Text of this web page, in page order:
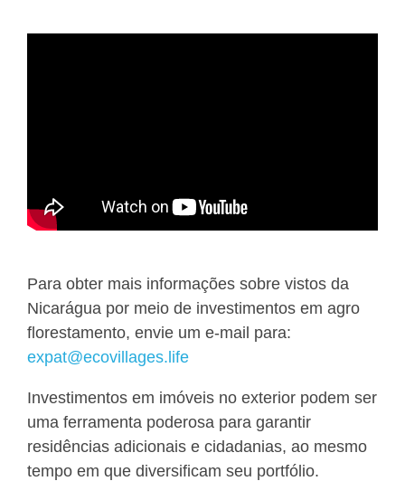
Para obter mais informações sobre vistos da
Nicarágua por meio de investimentos em agro
florestamento, envie um e-mail para:
expat@ecovillages.life
Investimentos em imóveis no exterior podem ser
uma ferramenta poderosa para garantir
residências adicionais e cidadanias, ao mesmo
tempo em que diversificam seu portfólio.